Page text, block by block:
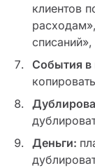
клиентов
События в
Деньги: